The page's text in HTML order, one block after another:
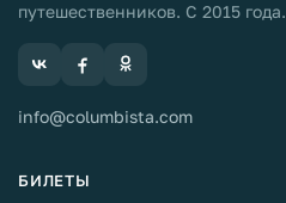
путешественников. С 2015 года.
info@columbista.com
БИЛЕТЫ